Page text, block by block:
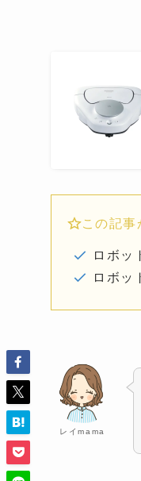
この記事
ロボッ
ロボッ
レイmama